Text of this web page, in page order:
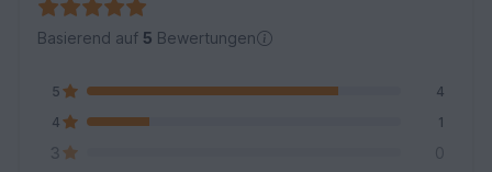
Basierend auf 5 Bewertungen
5
4
4
1
3
0